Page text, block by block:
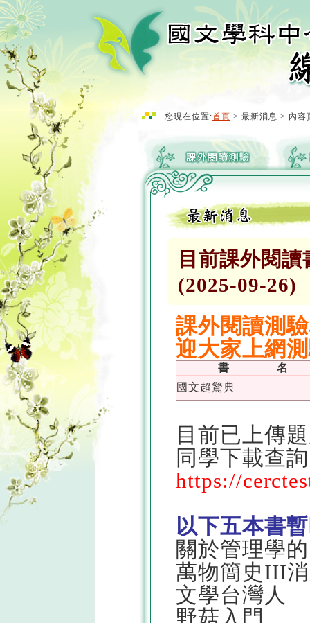
您現在位置:首頁 > 最新消息 > 內容
目前課外閱
(2025-09-26)
課外閱讀測
迎大家上網
書 名
國文超驚典
目前已上傳
同學下載查
https://
以下五本書
關於管理學
萬物簡史III
文學台灣人
野菇入門